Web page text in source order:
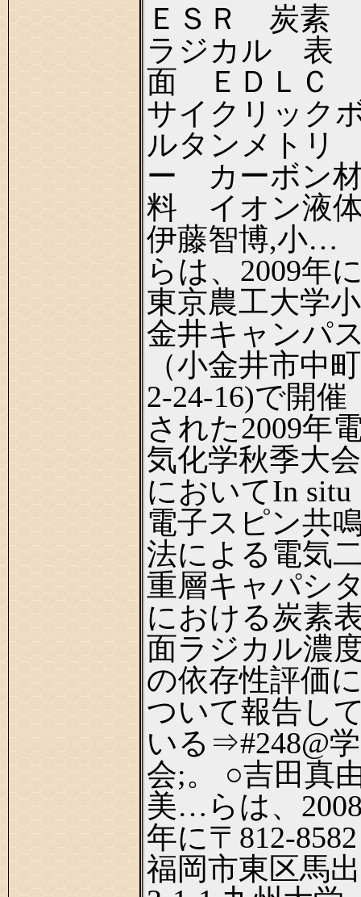
ＥＳＲ 炭素
ラジカル 表
面 ＥＤＬＣ
サイクリック
ルタンメトリ
ー カーボン
料 イオン液
伊藤智博,小…
らは、2009年
東京農工大学小
金井キャンパ
（小金井市中町
2-24-16)で開催
された2009年
気化学秋季大会
においてIn situ
電子スピン共
法による電気
重層キャパシ
における炭素
面ラジカル濃
の依存性評価
ついて報告し
いる⇒#248@学
会;。 ○吉田真
美…らは、
年に〒812-8582
福岡市東区馬出